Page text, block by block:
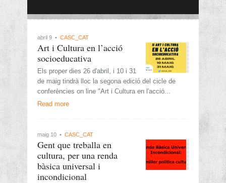
abril 9 • CASC_CAT
Art i Cultura en l’acció
socioeducativa
Els proper dies 26 d'abril, i 10 i 31
de maig tindrà lloc la segona edició del cicle de
conferències on line "Art i Cultura en l'acció...
Read more
maig 10 • CASC_CAT
Gent que treballa en
cultura, per una renda
bàsica universal i
incondicional